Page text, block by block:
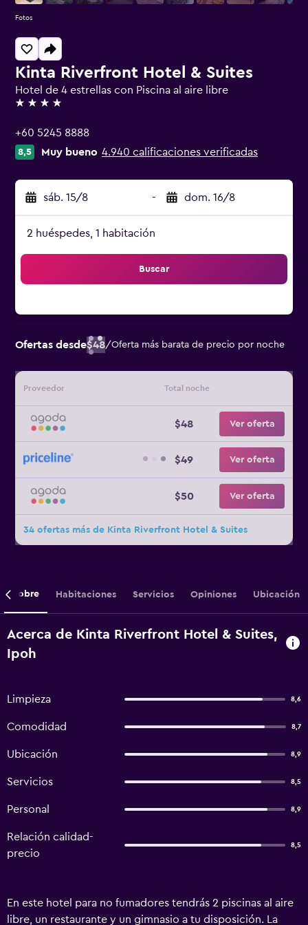
Kinta Riverfront Hotel & Suites
Hotel de 4 estrellas con Piscina al aire libre
4 estrellas
+60 5245 8888
8,5 Muy bueno 4.940 calificaciones verificadas
sáb. 15/8 - dom. 16/8
2 huéspedes, 1 habitación
Buscar
Ofertas desde$48/Oferta más barata de precio por noche
Proveedor Total noche
$48 Ver oferta
$49 Ver oferta
$50 Ver oferta
34 ofertas más de Kinta Riverfront Hotel & Suites
Fotos
Sobre Habitaciones Servicios Opiniones Ubicación
Acerca de Kinta Riverfront Hotel & Suites,
Ipoh
Limpieza 8,6
Comodidad 8,7
Ubicación 8,9
Servicios 8,5
Personal 8,9
Relación calidad-
precio
8,5
En este hotel para no fumadores tendrás 2 piscinas al aire
libre, un restaurante y un gimnasio a tu disposición. La